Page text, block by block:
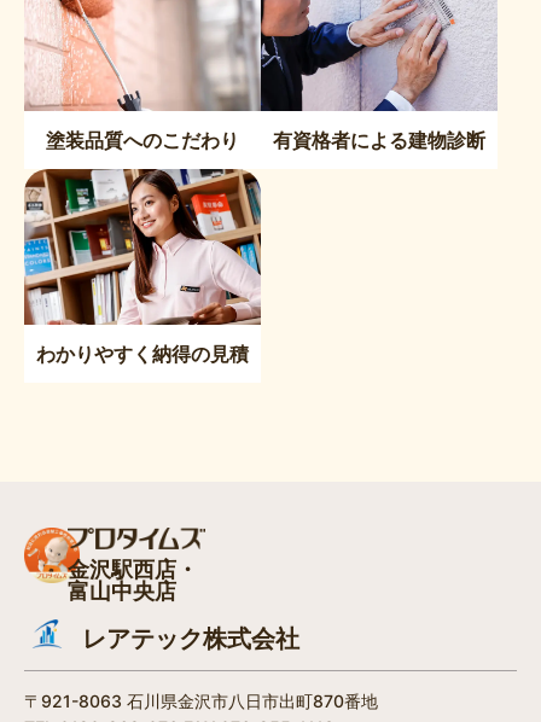
塗装品質へのこだわり 有資格者による建物診断
わかりやすく納得の見積
金沢駅西店・
富山中央店
レアテック株式会社
〒921-8063 石川県金沢市八日市出町870番地